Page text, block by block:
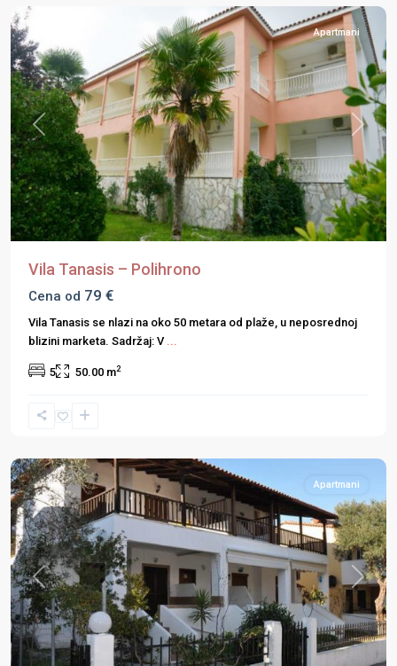
Previous Next
Apartmani
Vila Tanasis – Polihrono
Cena od 79 €
Vila Tanasis se nlazi na oko 50 metara od plaže, u neposrednoj
blizini marketa. Sadržaj: V ...
5 50.00 m2
Kasandra
Previous Next
Apartmani